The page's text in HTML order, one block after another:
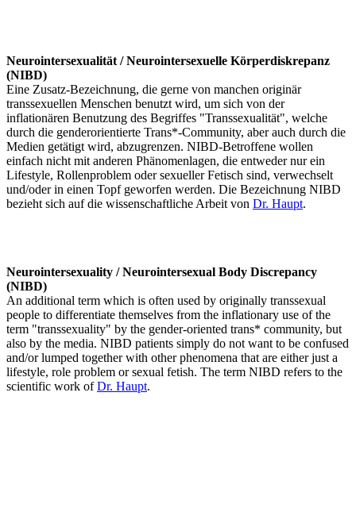
Neurointersexualität / Neurointersexuelle Körperdiskrepanz
(NIBD)
Eine Zusatz-Bezeichnung, die gerne von manchen originär
transsexuellen Menschen benutzt wird, um sich von der
inflationären Benutzung des Begriffes "Transsexualität", welche
durch die genderorientierte Trans*-Community, aber auch durch die
Medien getätigt wird, abzugrenzen. NIBD-Betroffene wollen
einfach nicht mit anderen Phänomenlagen, die entweder nur ein
Lifestyle, Rollenproblem oder sexueller Fetisch sind, verwechselt
und/oder in einen Topf geworfen werden. Die Bezeichnung NIBD
bezieht sich auf die wissenschaftliche Arbeit von Dr. Haupt.
Neurointersexuality / Neurointersexual Body Discrepancy
(NIBD)
An additional term which is often used by originally transsexual
people to differentiate themselves from the inflationary use of the
term "transsexuality" by the gender-oriented trans* community, but
also by the media. NIBD patients simply do not want to be confused
and/or lumped together with other phenomena that are either just a
lifestyle, role problem or sexual fetish. The term NIBD refers to the
scientific work ofDr. Haupt.